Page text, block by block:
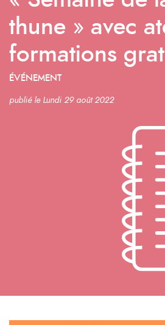
thune » avec
formations
ÉVÉNEMENT
publié le Lundi 29 août 2022